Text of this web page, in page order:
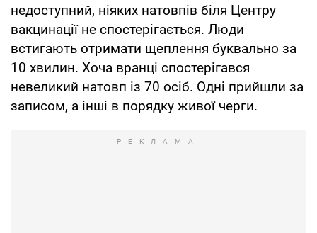
недоступний, ніяких натовпів біля Центру
вакцинації не спостерігається. Люди
встигають отримати щеплення буквально за
10 хвилин. Хоча вранці спостерігався
невеликий натовп із 70 осіб. Одні прийшли за
записом, а інші в порядку живої черги.